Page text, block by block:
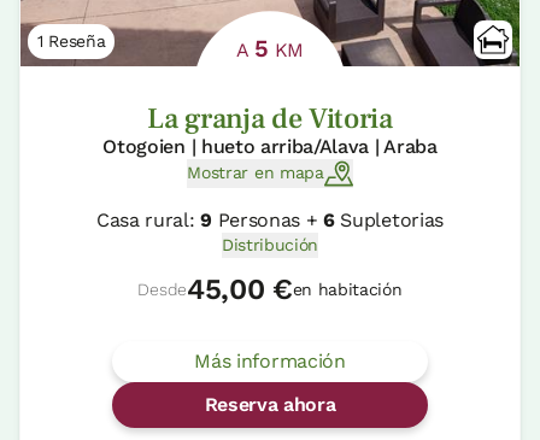
1 Reseña A 5 KM
La granja de Vitoria
Otogoien | hueto arriba/Alava | Araba
Mostrar en mapa
Casa rural:9 Personas +6Supletorias
Distribución
Desde45,00 €en habitación
Más información
Reserva ahora